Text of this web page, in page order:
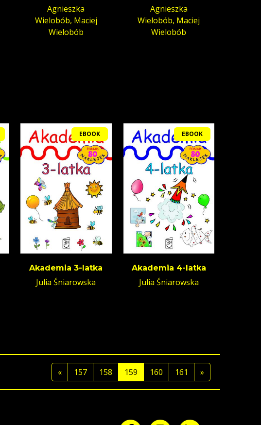
Agnieszka
Wielobób, Maciej
Wielobób
Agnieszka
Wielobób, Maciej
Wielobób
EBOOK
Akademia 3-latka
Julia Śniarowska
EBOOK
Akademia 4-latka
Julia Śniarowska
« 157 158 159 160 161 »